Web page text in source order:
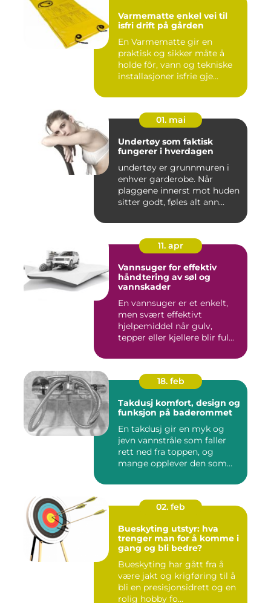
Varmematte enkel vei til
isfri drift på gården
En Varmematte gir en
praktisk og sikker måte å
holde fôr, vann og tekniske
installasjoner isfrie gje...
01. mai
Undertøy som faktisk
fungerer i hverdagen
undertøy er grunnmuren i
enhver garderobe. Når
plaggene innerst mot huden
sitter godt, føles alt ann...
11. apr
Vannsuger for effektiv
håndtering av søl og
vannskader
En vannsuger er et enkelt,
men svært effektivt
hjelpemiddel når gulv,
tepper eller kjellere blir ful...
18. feb
Takdusj komfort, design og
funksjon på baderommet
En takdusj gir en myk og
jevn vannstråle som faller
rett ned fra toppen, og
mange opplever den som
02. feb
Bueskyting utstyr: hva
trenger man for å komme i
gang og bli bedre?
Bueskyting har gått fra å
være jakt og krigføring til å
bli en presisjonsidrett og en
rolig hobby fo...